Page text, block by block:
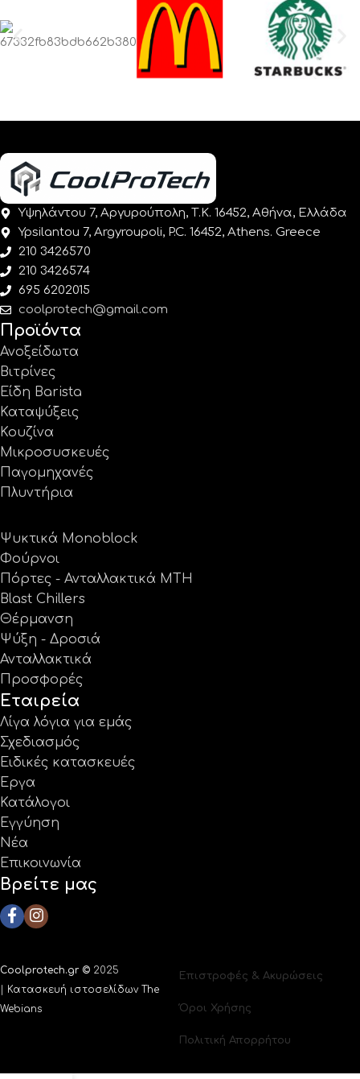
Υψηλάντου 7, Αργυρούπολη, Τ.Κ. 16452, Αθήνα, Ελλάδα
Ypsilantou 7, Argyroupoli, P.C. 16452, Athens. Greece
210 3426570
210 3426574
695 6202015
coolprotech@gmail.com
Προϊόντα
Ανοξείδωτα
Βιτρίνες
Είδη Barista
Καταψύξεις
Κουζίνα
Μικροσυσκευές
Παγομηχανές
Πλυντήρια
Ψυκτικά Monoblock
Φούρνοι
Πόρτες - Ανταλλακτικά MTH
Blast Chillers
Θέρμανση
Ψύξη - Δροσιά
Ανταλλακτικά
Προσφορές
Εταιρεία
Λίγα λόγια για εμάς
Σχεδιασμός
Ειδικές κατασκευές
Έργα
Κατάλογοι
Εγγύηση
Νέα
Επικοινωνία
Βρείτε μας
Coolprotech.gr © 2025
Κατασκευή ιστοσελίδων The
Webians
Επιστροφές & Ακυρώσεις
Όροι Χρήσης
Πολιτική Απορρήτου